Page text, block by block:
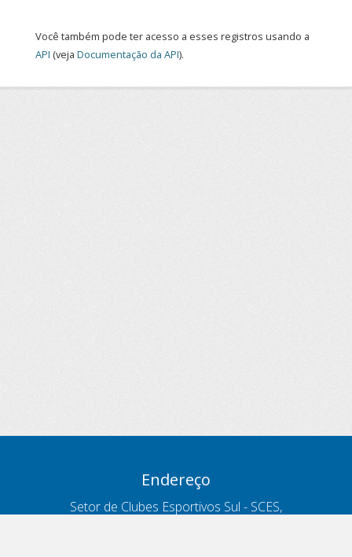
Você também pode ter acesso a esses registros usando a
API (veja Documentação da API).
Endereço
Setor de Clubes Esportivos Sul - SCES,